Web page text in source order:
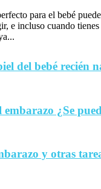
para el bebé
e incluso cuando
del bebé recién
embarazo ¿Se
y otras